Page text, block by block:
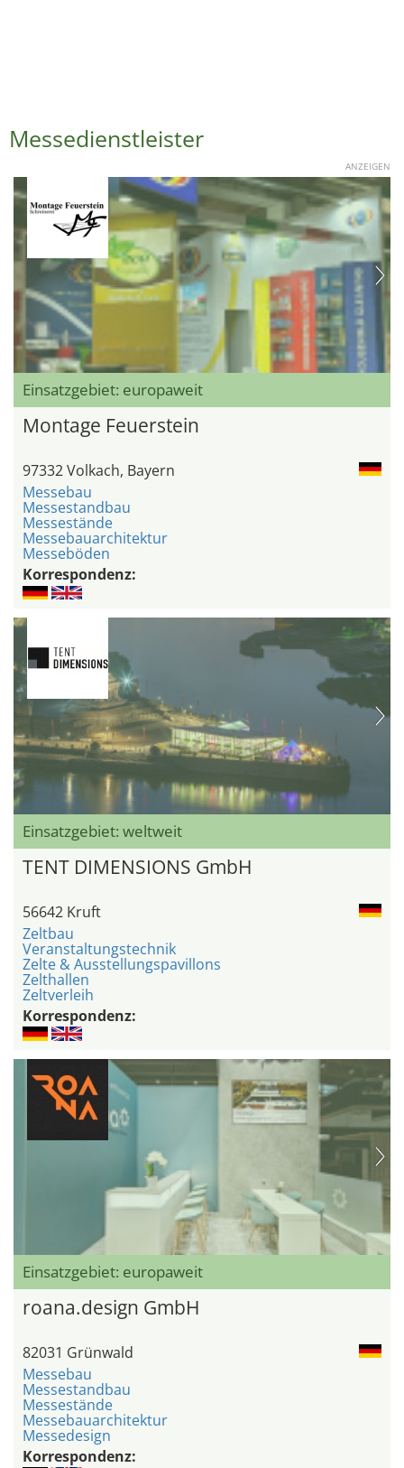
Messedienstleister
ANZEIGEN
Einsatzgebiet: europaweit
Montage Feuerstein
97332 Volkach, Bayern
Messebau
Messestandbau
Messestände
Messebauarchitektur
Messeböden
Korrespondenz:
Einsatzgebiet: weltweit
TENT DIMENSIONS GmbH
56642 Kruft
Zeltbau
Veranstaltungstechnik
Zelte & Ausstellungspavillons
Zelthallen
Zeltverleih
Korrespondenz:
Einsatzgebiet: europaweit
roana.design GmbH
82031 Grünwald
Messebau
Messestandbau
Messestände
Messebauarchitektur
Messedesign
Korrespondenz: